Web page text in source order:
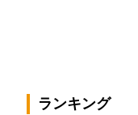
ランキング